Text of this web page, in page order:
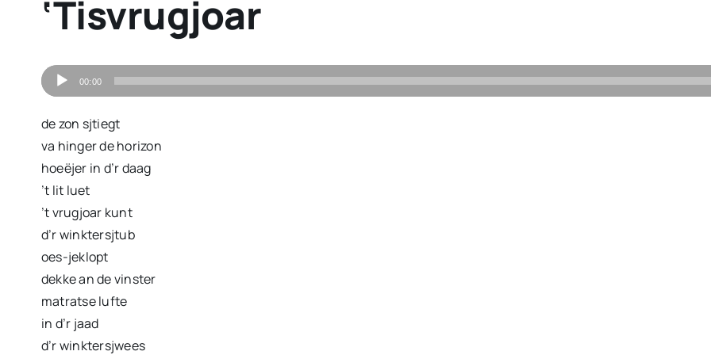
‘Tisvrugjoar
Audiospeler
00:00
de zon sjtiegt
va hinger de horizon
hoeëjer in d’r daag
’t lit luet
’t vrugjoar kunt
d’r winktersjtub
oes-jeklopt
dekke an de vinster
matratse lufte
in d’r jaad
d’r winktersjwees